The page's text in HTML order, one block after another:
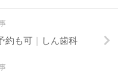
約も可｜しん歯科